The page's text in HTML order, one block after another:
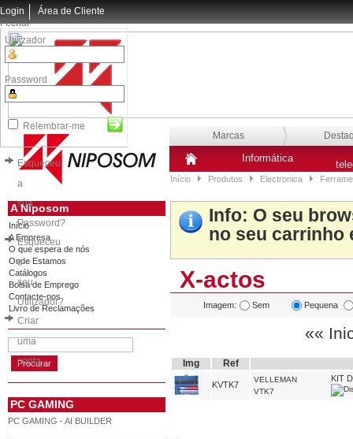
Login
Fechar
Utilizador
Password
Relembrar-me
Esqueceu
a
sua
Password?
Esqueceu
o
seu
Utilizador?
Criar
uma
conta
Área de Cliente
Marcas
Informática
Início Produtos Electronica
A Niposom
Início
A Empresa
O que espera de nós
Onde Estamos
Catálogos
Bolsa de Emprego
Contacte-nos
Livro de Reclamações
PC GAMING
PC GAMING - AI BUILDER
Info: O seu
no seu carrinho
X-actos
Imagem: Sem Pequena
««
Img Ref
KVTK7
VELLEMAN
VTK7
KIT